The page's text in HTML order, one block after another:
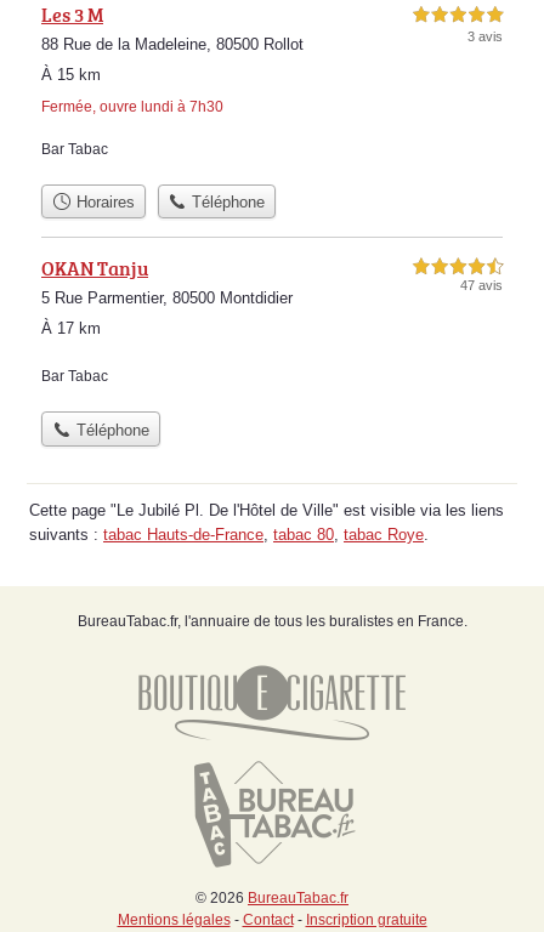
Les 3 M
88 Rue de la Madeleine, 80500 Rollot
À 15 km
Fermée, ouvre lundi à 7h30
5,0 étoiles sur 5
3 avis
Bar Tabac
Horaires Téléphone
OKAN Tanju
5 Rue Parmentier, 80500 Montdidier
À 17 km
4,5 étoiles sur 5
47 avis
Bar Tabac
Téléphone
Cette page "Le Jubilé Pl. De l'Hôtel de Ville" est visible via les liens
suivants : tabac Hauts-de-France tabac 80 tabac Roye
BureauTabac.fr, l'annuaire de tous les buralistes en France.
© 2026 BureauTabac.fr
Mentions légales- Contact- Inscription gratuite